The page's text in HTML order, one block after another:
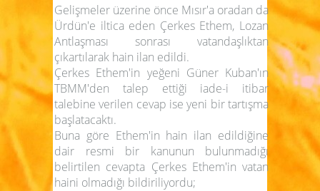
Gelişmeler üzerine önce Mısır'a oradan da
Ürdün'e iltica eden Çerkes Ethem, Lozan
Antlaşması sonrası vatandaşlıktan
çıkartılarak hain ilan edildi.
Çerkes Ethem'in yeğeni Güner Kuban'ın
TBMM'den talep ettiği iade-i itibar
talebine verilen cevap ise yeni bir tartışma
başlatacaktı.
Buna göre Ethem'in hain ilan edildiğine
dair resmi bir kanunun bulunmadığı
belirtilen cevapta Çerkes Ethem'in vatan
haini olmadığı bildiriliyordu;